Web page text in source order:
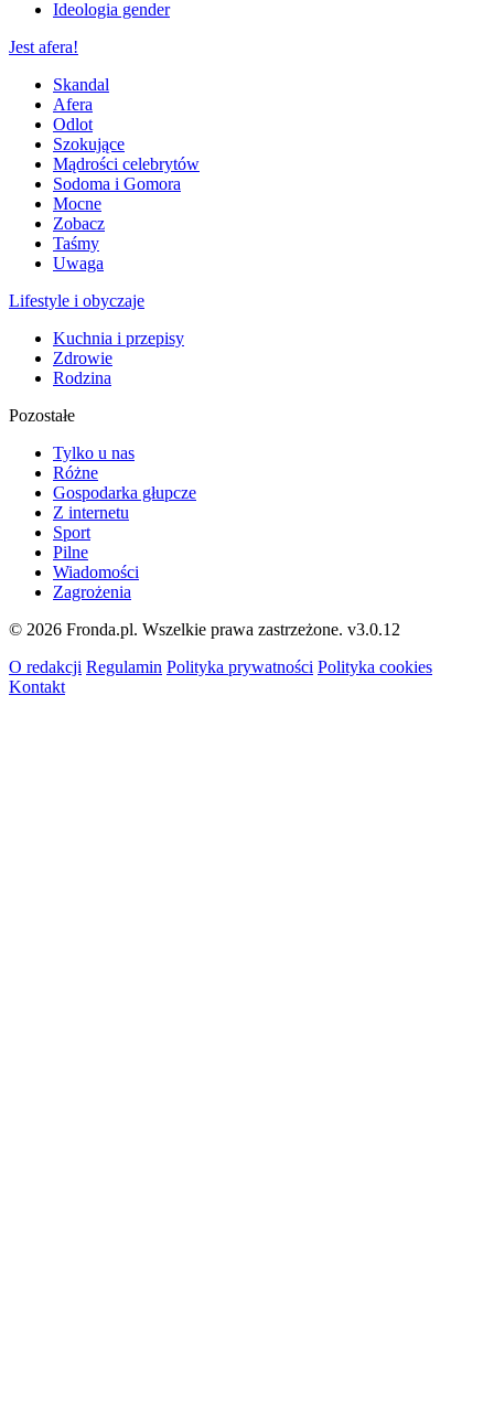
Ideologia gender
Jest afera!
Skandal
Afera
Odlot
Szokujące
Mądrości celebrytów
Sodoma i Gomora
Mocne
Zobacz
Taśmy
Uwaga
Lifestyle i obyczaje
Kuchnia i przepisy
Zdrowie
Rodzina
Pozostałe
Tylko u nas
Różne
Gospodarka głupcze
Z internetu
Sport
Pilne
Wiadomości
Zagrożenia
© 2026 Fronda.pl. Wszelkie prawa zastrzeżone. v3.0.12
O redakcji Regulamin Polityka prywatności Polityka cookies
Kontakt